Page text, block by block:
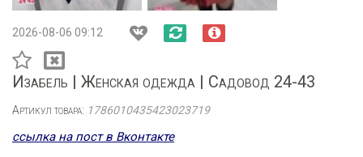
2026-08-06 09:12
Изабель | Женская одежда | Садовод 24-43
Артикул товара: 1786010435423023719
ссылка на пост в Вконтакте